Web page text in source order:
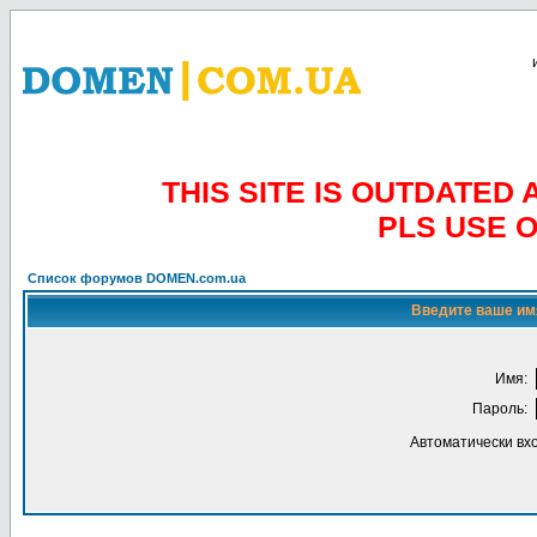
THIS SITE IS OUTDATED
PLS USE
Список форумов DOMEN.com.ua
Введите ваше
Имя:
Пароль:
Автоматически